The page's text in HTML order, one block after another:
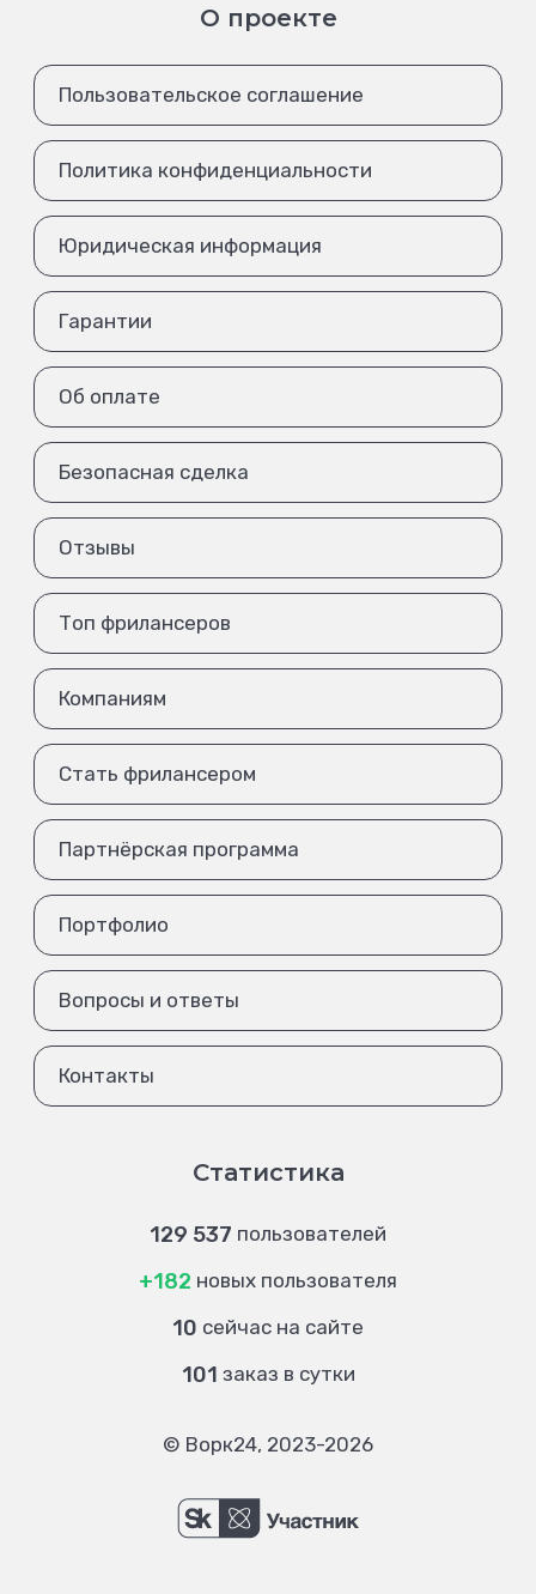
О проекте
Пользовательское соглашение
Политика конфиденциальности
Юридическая информация
Гарантии
Об оплате
Безопасная сделка
Отзывы
Топ фрилансеров
Компаниям
Стать фрилансером
Партнёрская программа
Портфолио
Вопросы и ответы
Контакты
Статистика
129 537 пользователей
+182 новых пользователя
10 сейчас на сайте
101 заказ в сутки
© Ворк24, 2023-2026